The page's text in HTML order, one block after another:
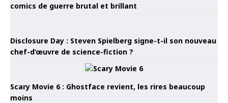
comics de guerre brutal et brillant
Disclosure Day : Steven Spielberg signe-t-il son nouveau
chef-d’œuvre de science-fiction ?
Scary Movie 6 : Ghostface revient, les rires beaucoup
moins